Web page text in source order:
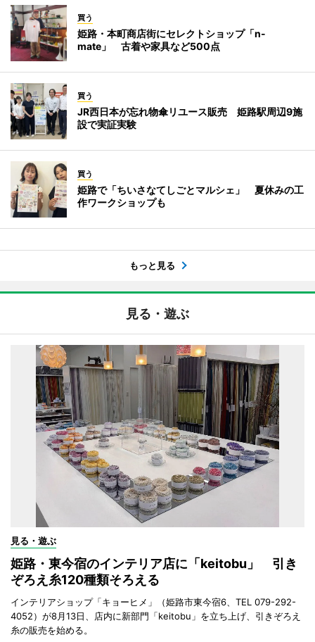
買う
姫路・本町商店街にセレクトショップ「n-
mate」 古着や家具など500点
買う
JR西日本が忘れ物傘リユース販売 姫路駅周辺9施
設で実証実験
買う
姫路で「ちいさなてしごとマルシェ」 夏休みの工
作ワークショップも
もっと見る
見る・遊ぶ
見る・遊ぶ
姫路・東今宿のインテリア店に「keitobu」 引き
ぞろえ糸120種類そろえる
インテリアショップ「キョーヒメ」（姫路市東今宿6、TEL 079-292-
4052）が8月13日、店内に新部門「keitobu」を立ち上げ、引きぞろえ
糸の販売を始める。